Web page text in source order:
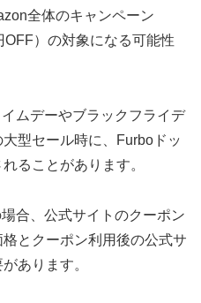
全体のキャンペーン
OFF）の対象になる可能性
ムデーやブラックフライデ
型セール時に、Furboドッ
ることがあります。
合、公式サイトのクーポン
とクーポン利用後の公式サ
あります。